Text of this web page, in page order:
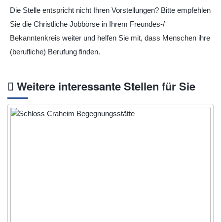
Die Stelle entspricht nicht Ihren Vorstellungen? Bitte empfehlen
Sie die Christliche Jobbörse in Ihrem Freundes-/
Bekanntenkreis weiter und helfen Sie mit, dass Menschen ihre
(berufliche) Berufung finden.
Weitere interessante Stellen für Sie